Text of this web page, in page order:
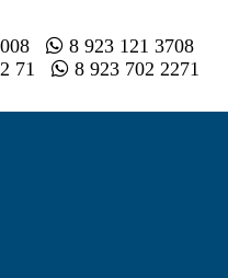
8 923 121 3708
71
8 923 702 2271